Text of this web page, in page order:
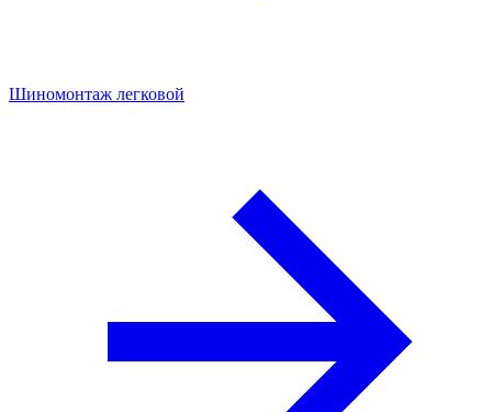
Шиномонтаж легковой